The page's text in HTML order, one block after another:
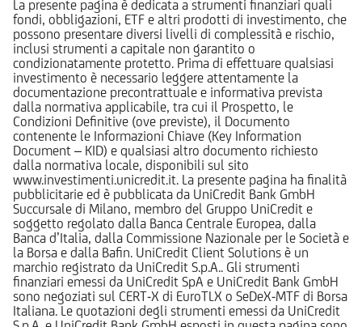
La presente pagina è dedicata a strumenti finanziari quali
fondi, obbligazioni, ETF e altri prodotti di investimento, che
possono presentare diversi livelli di complessità e rischio,
inclusi strumenti a capitale non garantito o
condizionatamente protetto. Prima di effettuare qualsiasi
investimento è necessario leggere attentamente la
documentazione precontrattuale e informativa prevista
dalla normativa applicabile, tra cui il Prospetto, le
Condizioni Definitive (ove previste), il Documento
contenente le Informazioni Chiave (Key Information
Document – KID) e qualsiasi altro documento richiesto
dalla normativa locale, disponibili sul sito
www.investimenti.unicredit.it. La presente pagina ha finalità
pubblicitarie ed è pubblicata da UniCredit Bank GmbH
Succursale di Milano, membro del Gruppo UniCredit e
soggetto regolato dalla Banca Centrale Europea, dalla
Banca d’Italia, dalla Commissione Nazionale per le Società e
la Borsa e dalla Bafin. UniCredit Client Solutions è un
marchio registrato da UniCredit S.p.A.. Gli strumenti
finanziari emessi da UniCredit SpA e UniCredit Bank GmbH
sono negoziati sul CERT-X di EuroTLX o SeDeX-MTF di Borsa
Italiana. Le quotazioni degli strumenti emessi da UniCredit